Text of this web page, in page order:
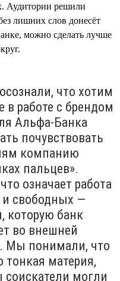
Аудитории решили
лишних слов донесёт
можно сделать лучше
что хотим
в работе с брендом
Альфа-Банка
почувствовать
компанию
пальцев».
означает работа
свободных —
которую банк
во внешней
Мы понимали, что
тонкая материя,
соискатели могли